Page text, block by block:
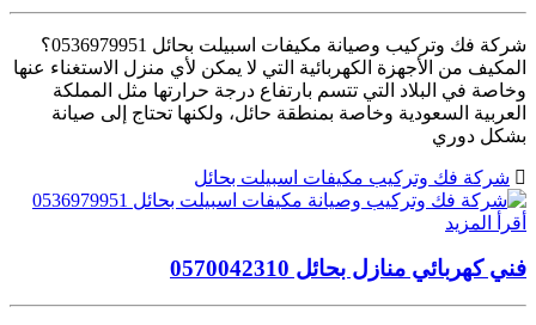
شركة فك وتركيب وصيانة مكيفات اسبيلت بحائل 0536979951؟
المكيف من الأجهزة الكهربائية التي لا يمكن لأي منزل الاستغناء عنها
وخاصة في البلاد التي تتسم بارتفاع درجة حرارتها مثل المملكة
العربية السعودية وخاصة بمنطقة حائل، ولكنها تحتاج إلى صيانة
بشكل دوري
شركة فك وتركيب مكيفات اسبيلت بحائل
أقرأ المزيد
فني كهربائي منازل بحائل 0570042310